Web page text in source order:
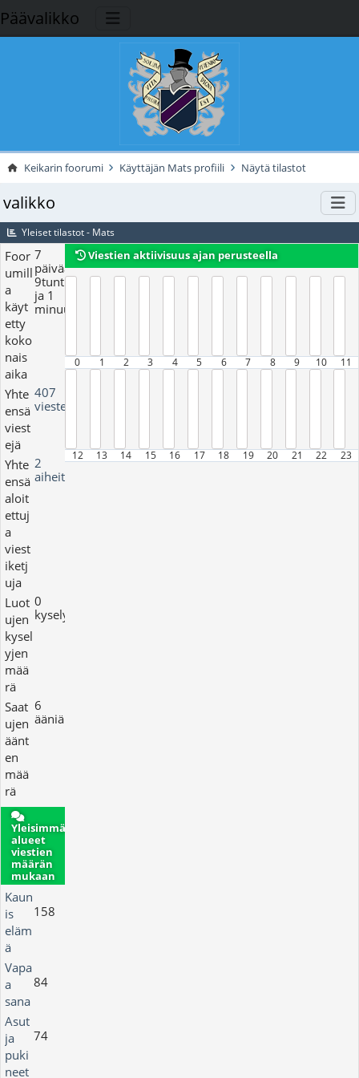
Päävalikko
Keikarin foorumi Käyttäjän Mats profiili Näytä tilastot
valikko
Yleiset tilastot - Mats
Foor
umill
a
käyt
etty
koko
nais
aika
7
päivää,
9tuntia
ja 1
minuutit
Yhte
ensä
viest
ejä
407
viestejä
Yhte
ensä
aloit
ettuj
a
viest
iketj
uja
2
aiheita
Luot
ujen
kysel
yjen
mää
rä
0
kyselyjä
Saat
ujen
äänt
en
mää
rä
6
ääniä
Viestien aktiivisuus ajan perusteella
0 1 2 3 4 5 6 7 8 9 10 11
12 13 14 15 16 17 18 19 20 21 22 23
Yleisimmät
alueet
viestien
määrän
mukaan
Kaun
is
eläm
ä
158
Vapa
a
sana
84
Asut
ja
puki
neet
74